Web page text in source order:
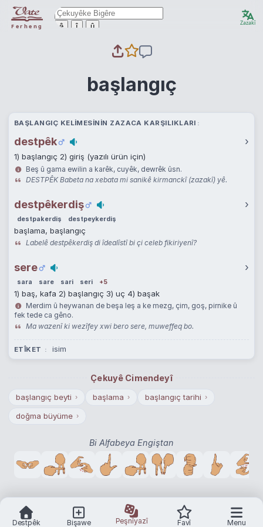
Ferheng ê î û Zazakî
başlangıç
BAŞLANGIÇ KELIMESININ ZAZACA KARŞILIKLARI
destpêk ›
1) başlangıç 2) giriş (yazılı ürün için)
Beş û gama ewilin a karêk, cuyêk, dewrêk ûsn.
DESTPÊK Babeta na xebata mi sanikê kirmanckî (zazakî) yê.
destpêkerdiş ›
destpakerdiş destpeykerdiş
başlama, başlangıç
Labelê destpêkerdiş di îdealîstî bi çi celeb fikiriyenî?
sere ›
sara sare sari seri +5
1) baş, kafa 2) başlangıç 3) uç 4) başak
Merdim û heywanan de beşa leş a ke mezg, çim, goş, pirnike û
fek tede ca gêno.
Ma wazenî ki wezîfey xwi bero sere, muweffeq bo.
ETÎKET isim
Çekuyê Cimendeyî
başlangıç beyti › başlama › başlangıç tarihi ›
doğma büyüme ›
Bi Alfabeya Engiştan
Destpêk Bişawe Peşnîyazî Favî Menu